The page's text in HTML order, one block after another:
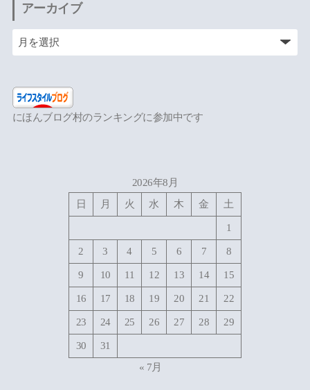
アーカイブ
にほんブログ村のランキングに参加中です
2026年8月
日
月 火 水 木 金 土
1
2 3 4 5 6 7 8
9 10 11 12 13 14 15
16 17 18 19 20 21 22
23 24 25 26 27 28 29
30
31
« 7月